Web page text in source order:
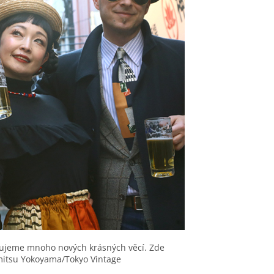
mnoho nových krásných věcí. Zde
Yokoyama/Tokyo Vintage